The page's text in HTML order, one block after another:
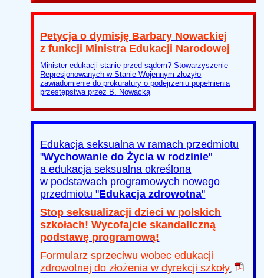
Petycja o dymisję Barbary Nowackiej
z funkcji Ministra Edukacji Narodowej
Minister edukacji stanie przed sądem? Stowarzyszenie
Represjonowanych w Stanie Wojennym złożyło
zawiadomienie do prokuratury o podejrzeniu popełnienia
przestępstwa przez B. Nowacką
Edukacja seksualna w ramach przedmiotu
"Wychowanie do Życia w rodzinie"
a edukacja seksualna określona
w podstawach programowych nowego
przedmiotu "Edukacja zdrowotna"
Stop seksualizacji dzieci w polskich
szkołach! Wycofajcie skandaliczną
podstawę programową!
Formularz sprzeciwu wobec edukacji
zdrowotnej do złożenia w dyrekcji szkoły ,